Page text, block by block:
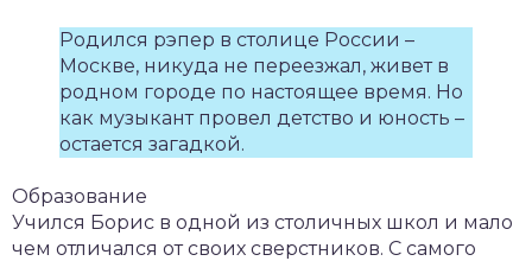
Родился рэпер в столице России –
Москве, никуда не переезжал, живет в
родном городе по настоящее время. Но
как музыкант провел детство и юность –
остается загадкой.
Образование
Учился Борис в одной из столичных школ и мало
чем отличался от своих сверстников. С самого